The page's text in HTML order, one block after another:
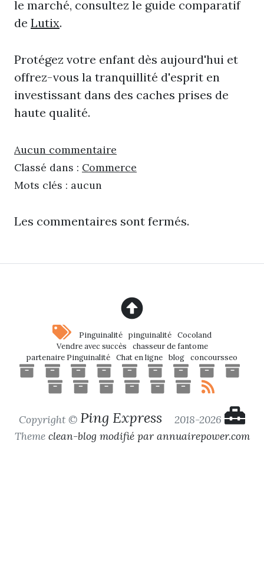
le marché, consultez le guide comparatif
de Lutix.
Protégez votre enfant dès aujourd'hui et
offrez-vous la tranquillité d'esprit en
investissant dans des caches prises de
haute qualité.
Aucun commentaire
Classé dans : Commerce
Mots clés : aucun
Les commentaires sont fermés.
Pinguinalité pinguinalité Cocoland
Vendre avec succès
chasseur de fantome
partenaire Pinguinalité Chat en ligne blog concoursseo
Copyright © Ping Express
2018-2026
Theme clean-blog modifié par annuairepower.com